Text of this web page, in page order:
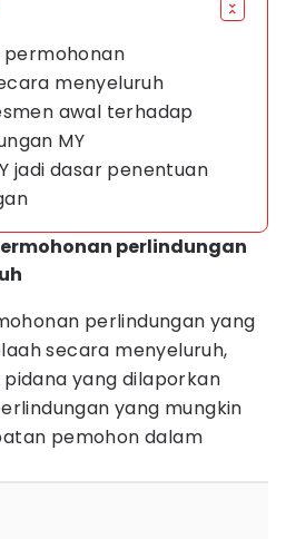
permohonan
menyeluruh
awal terhadap
MY
jadi dasar penentuan
perlindungan
perlindungan yang
secara menyeluruh,
yang dilaporkan
yang mungkin
pemohon dalam